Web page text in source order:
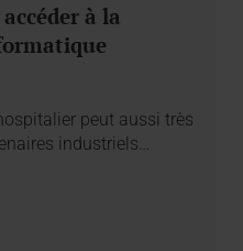
à la
peut aussi très
industriels…